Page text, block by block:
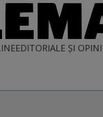
EDITORIALE ȘI